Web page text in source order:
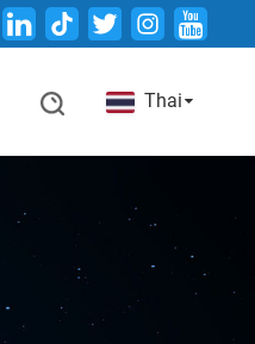
Twitter
Thai